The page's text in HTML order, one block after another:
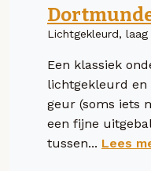
Lichtgekleurd,
Een klassiek
lichtgekleurd
geur (soms iets
een fijne
tussen... Lees